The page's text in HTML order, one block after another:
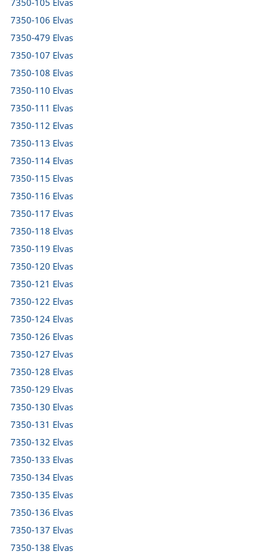
7350-105 Elvas
7350-106 Elvas
7350-479 Elvas
7350-107 Elvas
7350-108 Elvas
7350-110 Elvas
7350-111 Elvas
7350-112 Elvas
7350-113 Elvas
7350-114 Elvas
7350-115 Elvas
7350-116 Elvas
7350-117 Elvas
7350-118 Elvas
7350-119 Elvas
7350-120 Elvas
7350-121 Elvas
7350-122 Elvas
7350-124 Elvas
7350-126 Elvas
7350-127 Elvas
7350-128 Elvas
7350-129 Elvas
7350-130 Elvas
7350-131 Elvas
7350-132 Elvas
7350-133 Elvas
7350-134 Elvas
7350-135 Elvas
7350-136 Elvas
7350-137 Elvas
7350-138 Elvas